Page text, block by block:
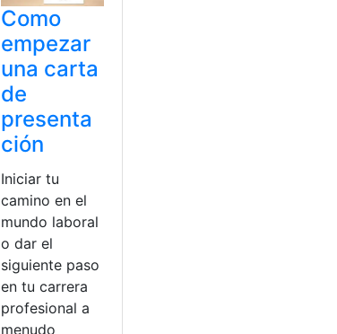
Como
empezar
una carta
de
presenta
ción
Iniciar tu
camino en el
mundo laboral
o dar el
siguiente paso
en tu carrera
profesional a
menudo